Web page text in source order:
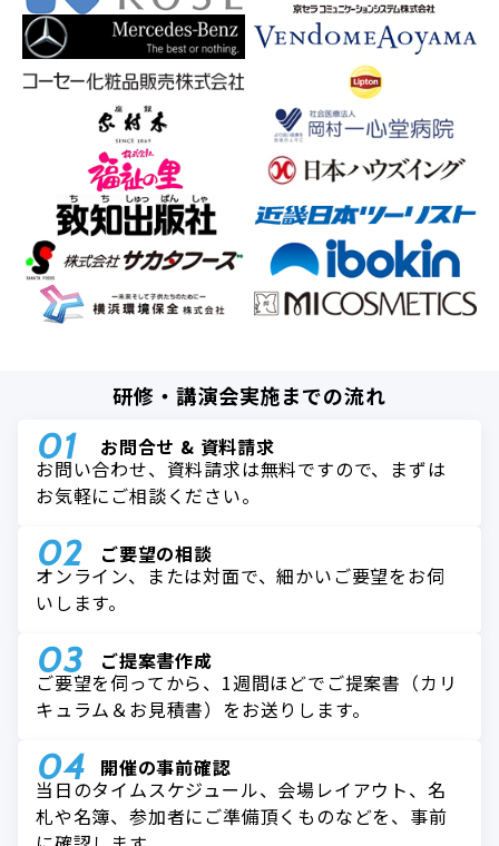
研修・講演会実施までの流れ
お問合せ & 資料請求
お問い合わせ、資料請求は無料ですので、まずは
お気軽にご相談ください。
ご要望の相談
オンライン、または対面で、細かいご要望をお伺
いします。
ご提案書作成
ご要望を伺ってから、1週間ほどでご提案書（カリ
キュラム＆お見積書）をお送りします。
開催の事前確認
当日のタイムスケジュール、会場レイアウト、名
札や名簿、参加者にご準備頂くものなどを、事前